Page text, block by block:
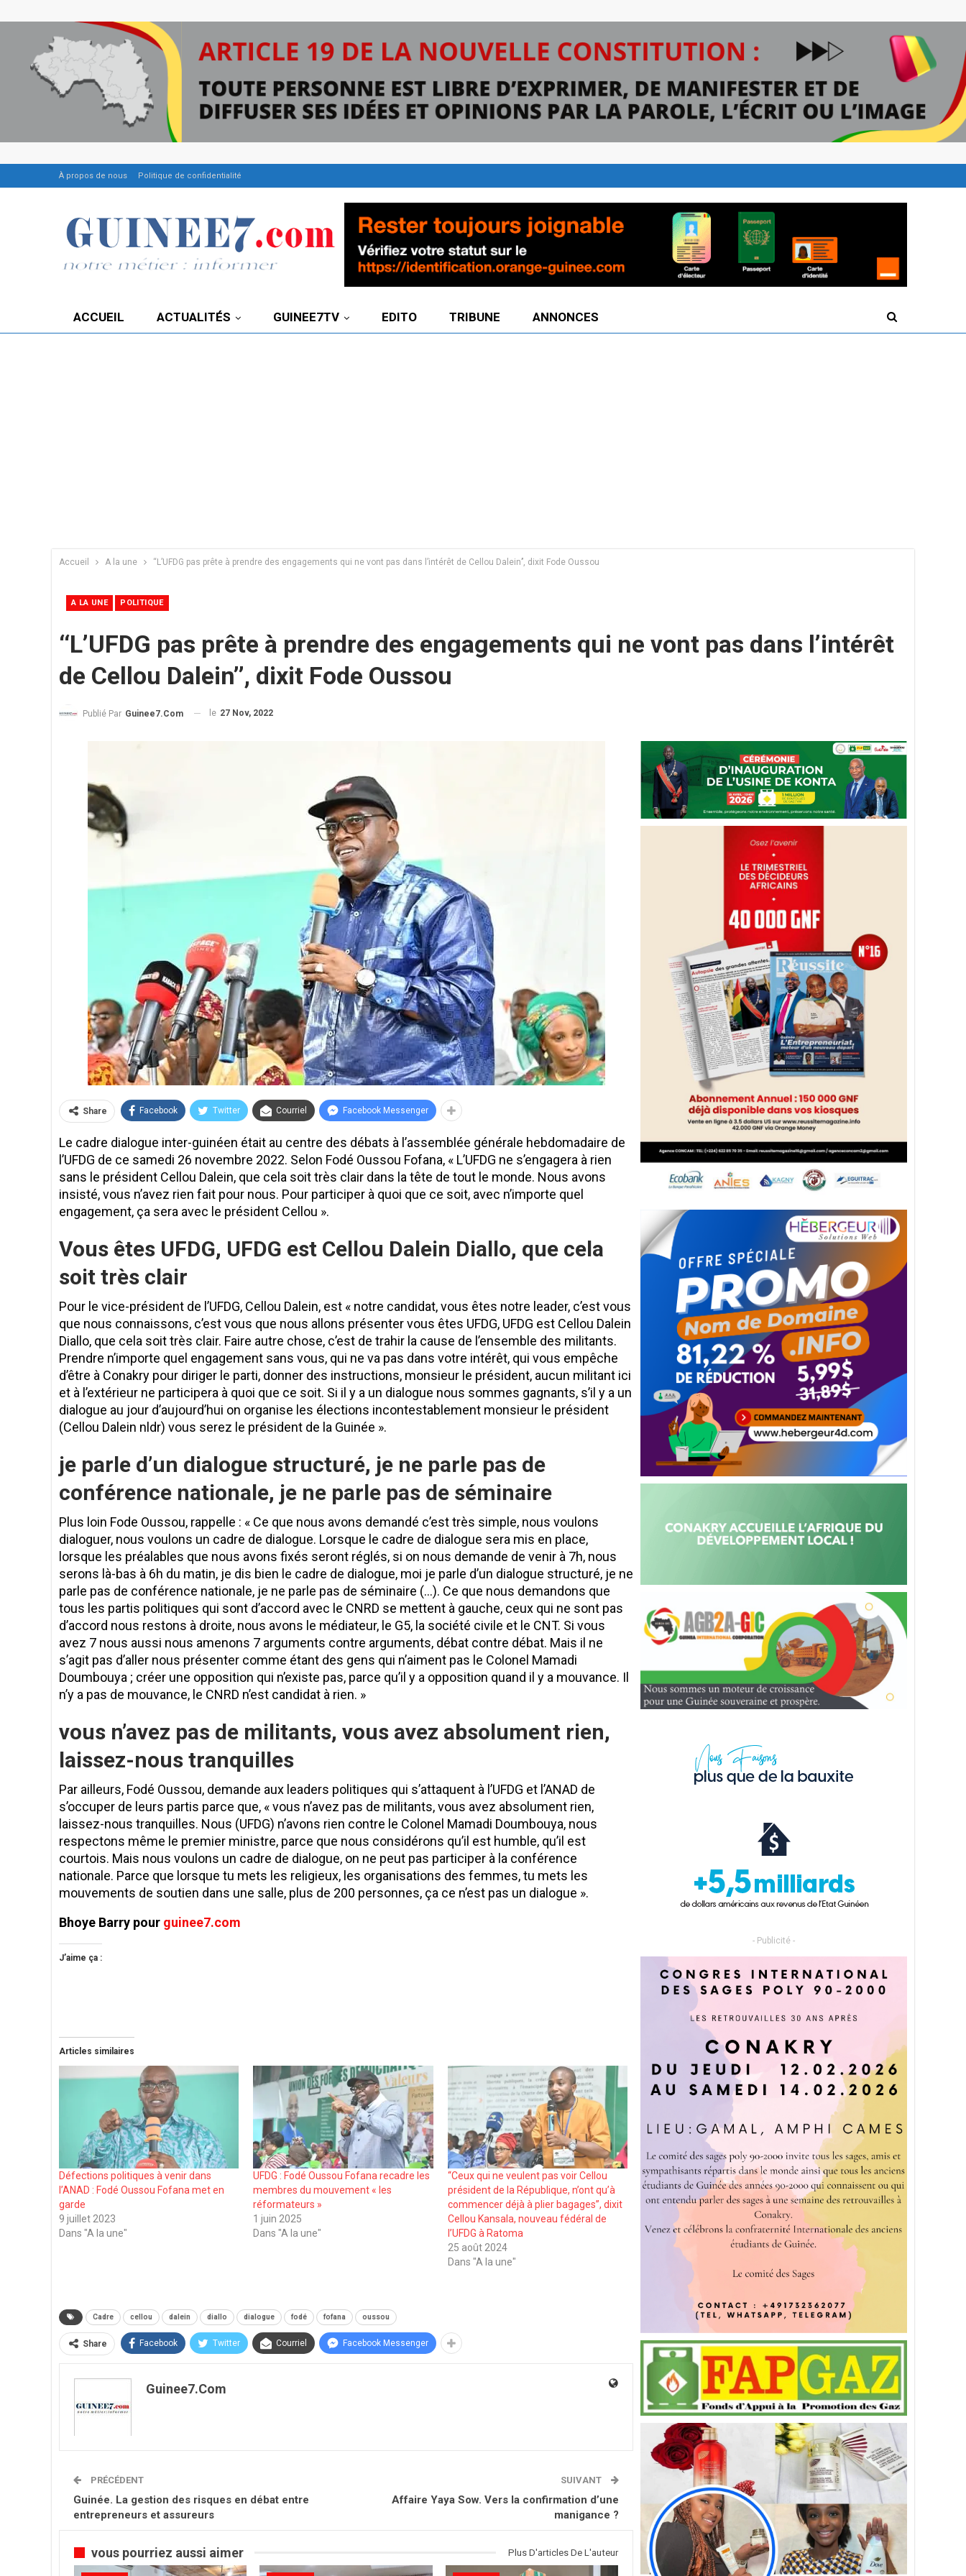
À propos de nous Politique de confidentialité
ACCUEIL ACTUALITÉS GUINEE7TV EDITO TRIBUNE ANNONCES
Accueil A la une ‘‘L’UFDG pas prête à prendre des engagements qui ne vont pas dans l’intérêt de Cellou Dalein’’, dixit Fode Oussou
A LA UNE POLITIQUE
‘‘L’UFDG pas prête à prendre des engagements qui ne vont pas dans l’intérêt
de Cellou Dalein’’, dixit Fode Oussou
Publié Par Guinee7.com le 27 Nov, 2022
Share Facebook Twitter Courriel Facebook Messenger
Le cadre dialogue inter-guinéen était au centre des débats à l’assemblée générale hebdomadaire de
l’UFDG de ce samedi 26 novembre 2022. Selon Fodé Oussou Fofana, « L’UFDG ne s’engagera à rien
sans le président Cellou Dalein, que cela soit très clair dans la tête de tout le monde. Nous avons
insisté, vous n’avez rien fait pour nous. Pour participer à quoi que ce soit, avec n’importe quel
engagement, ça sera avec le président Cellou ».
Vous êtes UFDG, UFDG est Cellou Dalein Diallo, que cela
soit très clair
Pour le vice-président de l’UFDG, Cellou Dalein, est « notre candidat, vous êtes notre leader, c’est vous
que nous connaissons, c’est vous que nous allons présenter vous êtes UFDG, UFDG est Cellou Dalein
Diallo, que cela soit très clair. Faire autre chose, c’est de trahir la cause de l’ensemble des militants.
Prendre n’importe quel engagement sans vous, qui ne va pas dans votre intérêt, qui vous empêche
d’être à Conakry pour diriger le parti, donner des instructions, monsieur le président, aucun militant ici
et à l’extérieur ne participera à quoi que ce soit. Si il y a un dialogue nous sommes gagnants, s’il y a un
dialogue au jour d’aujourd’hui on organise les élections incontestablement monsieur le président
(Cellou Dalein nldr) vous serez le président de la Guinée ».
je parle d’un dialogue structuré, je ne parle pas de
conférence nationale, je ne parle pas de séminaire
Plus loin Fode Oussou, rappelle : « Ce que nous avons demandé c’est très simple, nous voulons
dialoguer, nous voulons un cadre de dialogue. Lorsque le cadre de dialogue sera mis en place,
lorsque les préalables que nous avons fixés seront réglés, si on nous demande de venir à 7h, nous
serons là-bas à 6h du matin, je dis bien le cadre de dialogue, moi je parle d’un dialogue structuré, je ne
parle pas de conférence nationale, je ne parle pas de séminaire (…). Ce que nous demandons que
tous les partis politiques qui sont d’accord avec le CNRD se mettent à gauche, ceux qui ne sont pas
d’accord nous restons à droite, nous avons le médiateur, le G5, la société civile et le CNT. Si vous
avez 7 nous aussi nous amenons 7 arguments contre arguments, débat contre débat. Mais il ne
s’agit pas d’aller nous présenter comme étant des gens qui n’aiment pas le Colonel Mamadi
Doumbouya ; créer une opposition qui n’existe pas, parce qu’il y a opposition quand il y a mouvance. Il
n’y a pas de mouvance, le CNRD n’est candidat à rien. »
vous n’avez pas de militants, vous avez absolument rien,
laissez-nous tranquilles
Par ailleurs, Fodé Oussou, demande aux leaders politiques qui s’attaquent à l’UFDG et l’ANAD de
s’occuper de leurs partis parce que, « vous n’avez pas de militants, vous avez absolument rien,
laissez-nous tranquilles. Nous (UFDG) n’avons rien contre le Colonel Mamadi Doumbouya, nous
respectons même le premier ministre, parce que nous considérons qu’il est humble, qu’il est
courtois. Mais nous voulons un cadre de dialogue, on ne peut pas participer à la conférence
nationale. Parce que lorsque tu mets les religieux, les organisations des femmes, tu mets les
mouvements de soutien dans une salle, plus de 200 personnes, ça ce n’est pas un dialogue ».
Bhoye Barry pour guinee7.com
J’aime ça :
Articles similaires
Défections politiques à venir dans
l’ANAD : Fodé Oussou Fofana met en
garde
9 juillet 2023
Dans "A la une"
UFDG : Fodé Oussou Fofana recadre les
membres du mouvement « les
réformateurs »
1 juin 2025
Dans "A la une"
‘‘Ceux qui ne veulent pas voir Cellou
président de la République, n’ont qu’à
commencer déjà à plier bagages”, dixit
Cellou Kansala, nouveau fédéral de
l’UFDG à Ratoma
25 août 2024
Dans "A la une"
Cadre cellou dalein diallo dialogue fodé fofana oussou
Share Facebook Twitter Courriel Facebook Messenger
Guinee7.com
PRÉCÉDENT
Guinée. La gestion des risques en débat entre
entrepreneurs et assureurs
SUIVANT
Affaire Yaya Sow. Vers la confirmation d’une
manigance ?
vous pourriez aussi aimer Plus D'articles De L'auteur
- Publicité -